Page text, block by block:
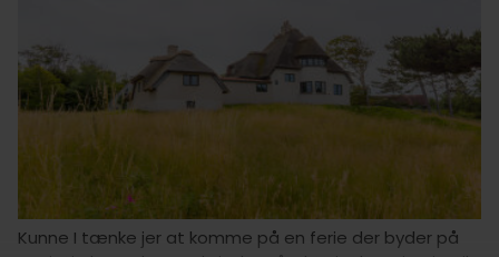
Kunne I tænke jer at komme på en ferie der byder på